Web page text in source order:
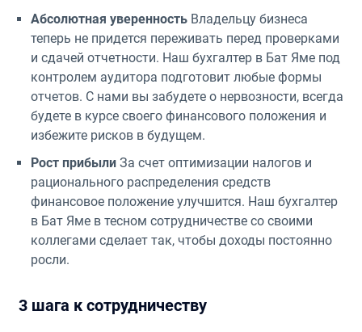
Абсолютная уверенностьВладельцу бизнеса
теперь не придется переживать перед проверками
и сдачей отчетности. Наш бухгалтер в Бат Яме под
контролем аудитора подготовит любые формы
отчетов. С нами вы забудете о нервозности, всегда
будете в курсе своего финансового положения и
избежите рисков в будущем.
Рост прибылиЗа счет оптимизации налогов и
рационального распределения средств
финансовое положение улучшится. Наш бухгалтер
в Бат Яме в тесном сотрудничестве со своими
коллегами сделает так, чтобы доходы постоянно
росли.
3 шага к сотрудничеству